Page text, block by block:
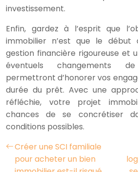
investissement.
Enfin, gardez à l’esprit que
immobilier n’est que le début
gestion financière rigoureuse et
éventuels changements
permettront d’honorer vos
durée du prêt. Avec une
réfléchie, votre projet
chances de se concrétiser
conditions possibles.
Créer une SCI familiale
pour acheter un bien